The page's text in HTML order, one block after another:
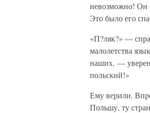
невозможно! Он
Это было его
«П?ляк?» —
малолетства
наших, —
польский!»
Ему верили.
Польшу, ту